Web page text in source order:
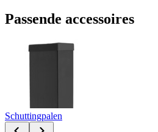
Passende accessoires
Schuttingpalen